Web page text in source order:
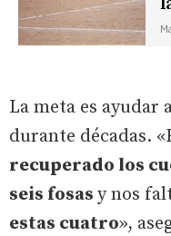
La meta es ayudar
durante décadas.
recuperado los
seis fosas y nos
estas cuatro»,